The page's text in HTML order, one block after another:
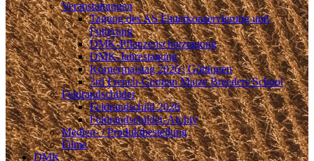
Veranstaltungen
Tagung des AS Futterkonservierung und
Fütterung
DMK-Pflanzenschutztagung
DMK-Jahrestagung
Körnermaistag 2026 | Göttingen
3rd French-German Maize Breeders School
Feldrandschilder
Feldrandschild 2026
Feldrandschilder-Archiv
Medien- / Produktbestellung
Filme
DMK